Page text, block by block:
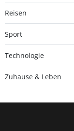
Reisen
Sport
Technologie
Zuhause & Leben